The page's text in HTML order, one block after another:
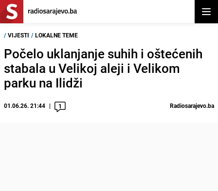
/ VIJESTI / LOKALNE TEME
Počelo uklanjanje suhih i oštećenih
stabala u Velikoj aleji i Velikom
parku na Ilidži
01.06.26. 21:44 1 Radiosarajevo.ba